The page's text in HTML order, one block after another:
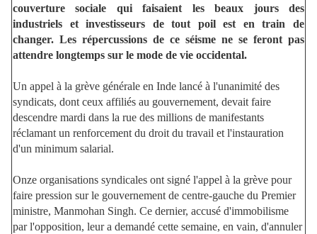
couverture sociale qui faisaient les beaux jours des
industriels et investisseurs de tout poil est en train de
changer. Les répercussions de ce séisme ne se feront pas
attendre longtemps sur le mode de vie occidental.
Un appel à la grève générale en Inde lancé à l'unanimité des
syndicats, dont ceux affiliés au gouvernement, devait faire
descendre mardi dans la rue des millions de manifestants
réclamant un renforcement du droit du travail et l'instauration
d'un minimum salarial.
Onze organisations syndicales ont signé l'appel à la grève pour
faire pression sur le gouvernement de centre-gauche du Premier
ministre, Manmohan Singh. Ce dernier, accusé d'immobilisme
par l'opposition, leur a demandé cette semaine, en vain, d'annuler